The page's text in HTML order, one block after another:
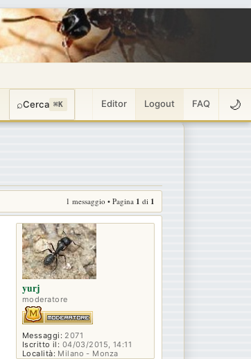
⌕Cerca ⌘K Editor Logout FAQ 🌙
1 messaggio • Pagina 1 di 1
yurj
moderatore
Messaggi: 2071
Iscritto il: 04/03/2015, 14:11
Località: Milano - Monza